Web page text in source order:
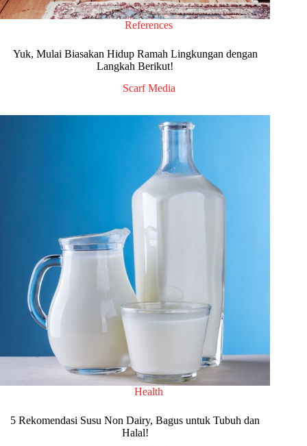
References
Yuk, Mulai Biasakan Hidup Ramah Lingkungan dengan
Langkah Berikut!
Scarf Media
Health
5 Rekomendasi Susu Non Dairy, Bagus untuk Tubuh dan
Halal!